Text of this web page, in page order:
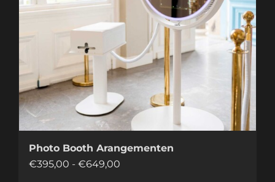
Photo Booth Arangementen
€395,00 - €649,00